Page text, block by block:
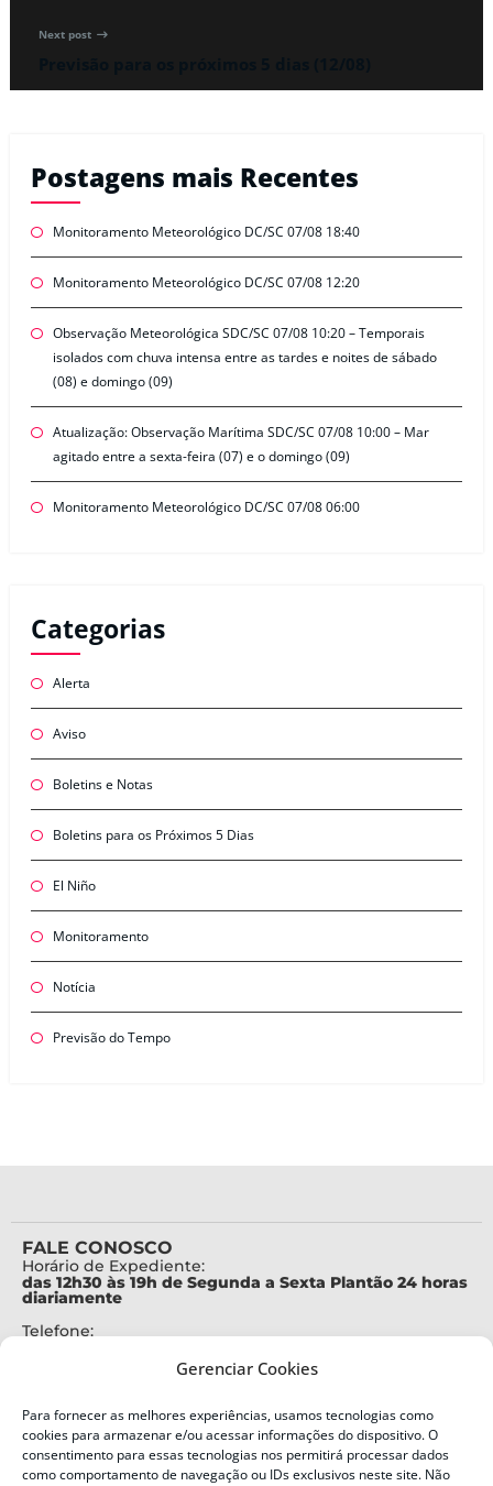
Gerenciar Cookies
Para fornecer as melhores experiências, usamos tecnologias como
cookies para armazenar e/ou acessar informações do dispositivo. O
consentimento para essas tecnologias nos permitirá processar dados
como comportamento de navegação ou IDs exclusivos neste site. Não
Next post
Postagens mais Recentes
Monitoramento Meteorológico DC/SC 07/08 18:40
Monitoramento Meteorológico DC/SC 07/08 12:20
Observação Meteorológica SDC/SC 07/08 10:20 – Temporais
isolados com chuva intensa entre as tardes e noites de sábado
(08) e domingo (09)
Atualização: Observação Marítima SDC/SC 07/08 10:00 – Mar
agitado entre a sexta-feira (07) e o domingo (09)
Monitoramento Meteorológico DC/SC 07/08 06:00
Categorias
Alerta
Aviso
Boletins e Notas
Boletins para os Próximos 5 Dias
El Niño
Monitoramento
Notícia
Previsão do Tempo
FALE CONOSCO
Horário de Expediente:
das 12h30 às 19h de Segunda a Sexta Plantão 24 horas
diariamente
Telefone:
Alertas Defesa Civil:
SMS 40199